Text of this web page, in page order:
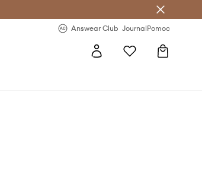
Answear Club JournalPomoc